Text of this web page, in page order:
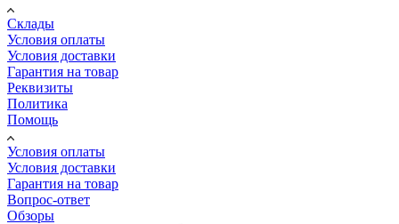
Склады
Условия оплаты
Условия доставки
Гарантия на товар
Реквизиты
Политика
Помощь
Условия оплаты
Условия доставки
Гарантия на товар
Вопрос-ответ
Обзоры